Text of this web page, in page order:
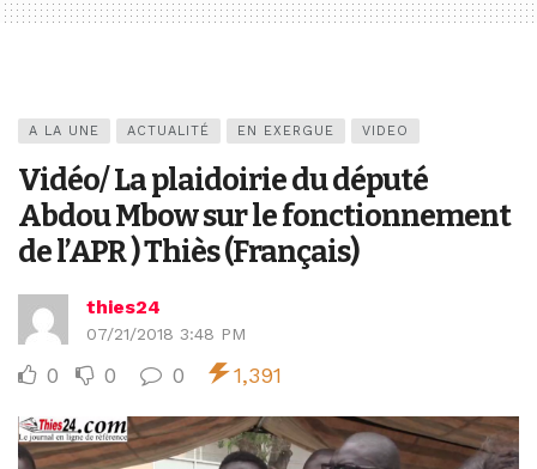
A LA UNE ACTUALITÉ EN EXERGUE VIDEO
Vidéo/ La plaidoirie du député
Abdou Mbow sur le fonctionnement
de l’APR ) Thiès (Français)
thies24
07/21/2018 3:48 PM
0 0 0 1,391